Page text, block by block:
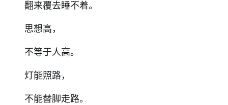
翻来覆去睡不着。
思想高，
不等于人高。
灯能照路，
不能替脚走路。